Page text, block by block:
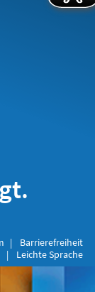
Barrierefreiheit
Leichte Sprache